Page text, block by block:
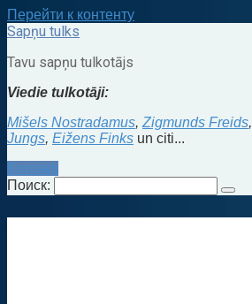
Перейти к контенту
Sapņu tulks
Tavu sapņu tulkotājs
Viedie tulkotāji:
Mišels Nostradamus, Zigmunds Freids,
Jungs, Eižens Finks un citi...
Kontakti
Поиск: